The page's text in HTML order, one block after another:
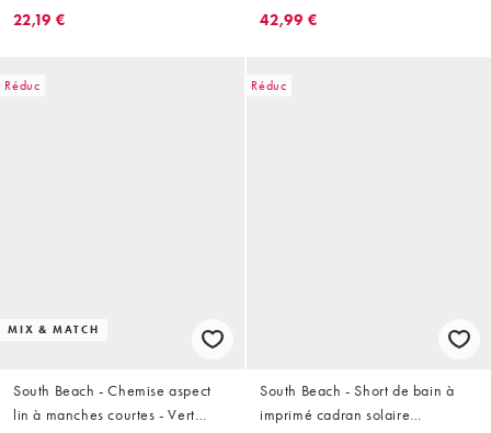
22,19 €
42,99 €
Réduc
MIX & MATCH
South Beach - Chemise aspect
lin à manches courtes - Vert
Réduc
South Beach - Short de bain à
imprimé cadran solaire